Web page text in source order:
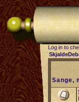
Log in to
Sange,